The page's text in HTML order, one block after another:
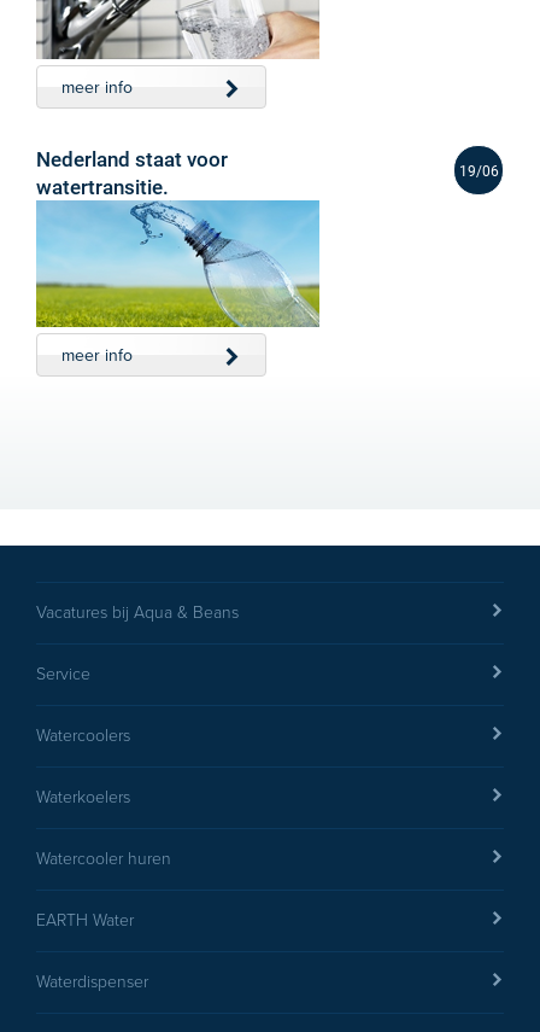
meer info
Nederland staat voor
watertransitie.
19/06
meer info
Vacatures bij Aqua & Beans
Service
Watercoolers
Waterkoelers
Watercooler huren
EARTH Water
Waterdispenser